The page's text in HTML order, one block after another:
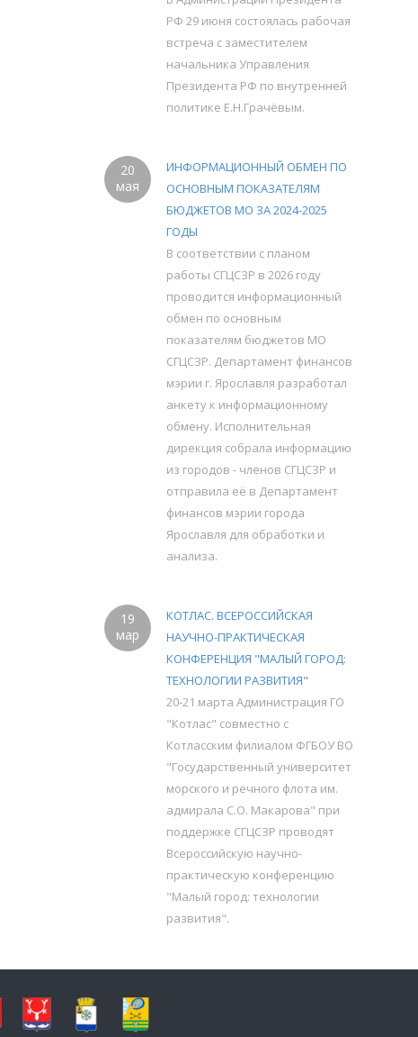
РФ 29 июня состоялась рабочая
встреча с заместителем
начальника Управления
Президента РФ по внутренней
политике Е.Н.Грачёвым.
20
мая
ИНФОРМАЦИОННЫЙ ОБМЕН ПО
ОСНОВНЫМ ПОКАЗАТЕЛЯМ
БЮДЖЕТОВ МО ЗА 2024-2025
ГОДЫ
В соответствии с планом
работы СГЦСЗР в 2026 году
проводится информационный
обмен по основным
показателям бюджетов МО
СГЦСЗР. Департамент финансов
мэрии г. Ярославля разработал
анкету к информационному
обмену. Исполнительная
дирекция собрала информацию
из городов - членов СГЦСЗР и
отправила её в Департамент
финансов мэрии города
Ярославля для обработки и
анализа.
19
мар
КОТЛАС. ВСЕРОССИЙСКАЯ
НАУЧНО-ПРАКТИЧЕСКАЯ
КОНФЕРЕНЦИЯ "МАЛЫЙ ГОРОД:
ТЕХНОЛОГИИ РАЗВИТИЯ"
20-21 марта Администрация ГО
"Котлас" совместно с
Котласским филиалом ФГБОУ ВО
"Государственный университет
морского и речного флота им.
адмирала С.О. Макарова" при
поддержке СГЦСЗР проводят
Всероссийскую научно-
практическую конференцию
"Малый город: технологии
развития".